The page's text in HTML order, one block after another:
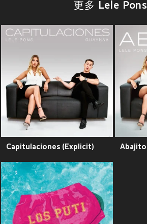
更多 Lele Pons
Capitulaciones (Explicit) Abajito